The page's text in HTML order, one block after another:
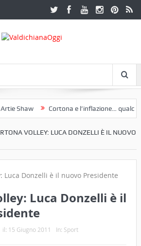
Shaw Cortona e l’inflazione… qualche
VOLLEY: LUCA DONZELLI È IL NUOVO
Luca Donzelli è il
il: 15 Giugno 2011 In: Sport